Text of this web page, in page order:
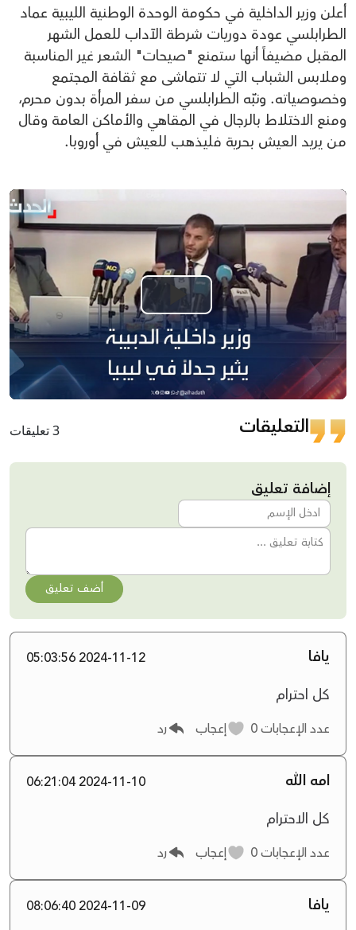
أعلن وزير الداخلية في حكومة الوحدة الوطنية الليبية عماد
الطرابلسي عودة دوريات شرطة الآداب للعمل الشهر
المقبل مضيفاً أنها ستمنع "صيحات" الشعر غير المناسبة
وملابس الشباب التي لا تتماشى مع ثقافة المجتمع
وخصوصياته. ونبّه الطرابلسي من سفر المرأة بدون محرم،
ومنع الاختلاط بالرجال في المقاهي والأماكن العامة وقال
من يريد العيش بحرية فليذهب للعيش في أوروبا.
Play
Video
التعليقات 3 تعليقات
إضافة تعليق
أضف تعليق
يافا 2024-11-12 05:03:56
كل احترام
عدد الإعجابات إعجاب رد
امه الله 2024-11-10 06:21:04
كل الاحترام
عدد الإعجابات إعجاب رد
يافا 2024-11-09 08:06:40